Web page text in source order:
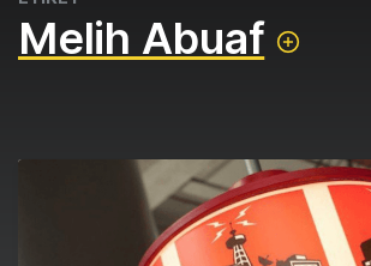
Melih Abuaf